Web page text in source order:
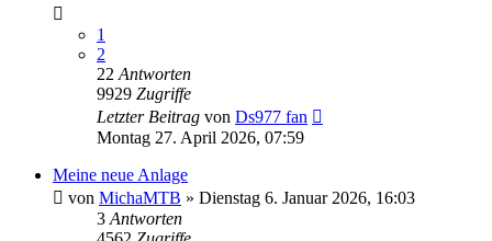
1
2
22 Antworten
9929 Zugriffe
Letzter Beitrag von Ds977 fan
Montag 27. April 2026, 07:59
Meine neue Anlage
von MichaMTB » Dienstag 6. Januar 2026, 16:03
3 Antworten